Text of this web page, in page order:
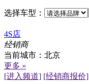
选择车型：
4S店
经销商
当前城市： 北京
更多 »
[进入频道] [经销商报价]